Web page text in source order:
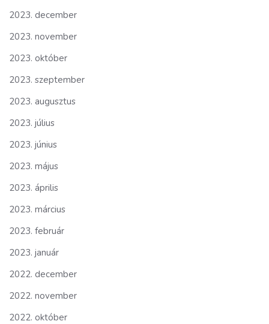
2023. december
2023. november
2023. október
2023. szeptember
2023. augusztus
2023. július
2023. június
2023. május
2023. április
2023. március
2023. február
2023. január
2022. december
2022. november
2022. október